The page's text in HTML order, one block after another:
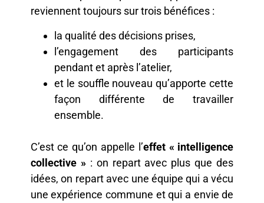
reviennent toujours sur trois bénéfices :
la qualité des décisions prises,
l’engagement des participants
pendant et après l’atelier,
et le souffle nouveau qu’apporte cette
façon différente de travailler
ensemble.
C’est ce qu’on appelle l’effet « intelligence
collective » : on repart avec plus que des
idées, on repart avec une équipe qui a vécu
une expérience commune et qui a envie de